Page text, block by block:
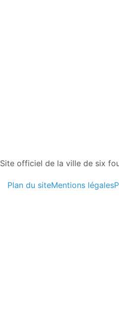
Site officiel de la ville de six
Plan du siteMentions légales